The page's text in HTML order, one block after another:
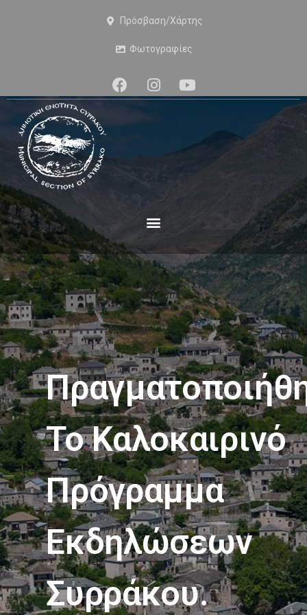
Πρόσβαση/Χάρτης
Φωτογραφίες
Το Καλοκαιρινό
Πρόγραμμα
Εκδηλώσεων
Συρράκου.